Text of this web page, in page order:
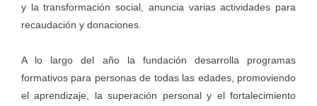
y la transformación social, anuncia varias actividades para
recaudación y donaciones.
A lo largo del año la fundación desarrolla programas
formativos para personas de todas las edades, promoviendo
el aprendizaje, la superación personal y el fortalecimiento